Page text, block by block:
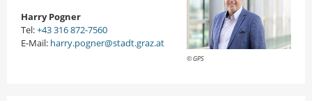
© GPS
Harry Pogner
Tel:+43 316 872-7560
E-Mail: harry.pogner@stadt.graz.at